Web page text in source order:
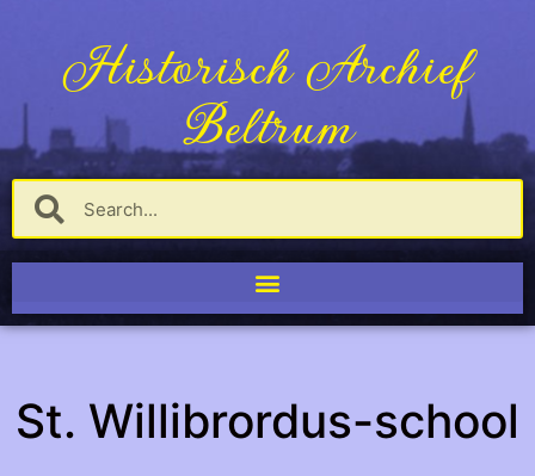
Historisch Archief
Beltrum
St. Willibrordus-school